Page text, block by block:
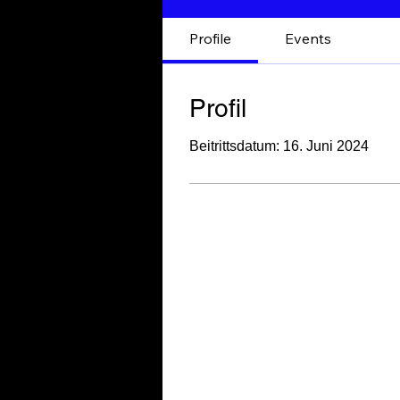
Profile Events
Profil
Beitrittsdatum: 16. Juni 2024